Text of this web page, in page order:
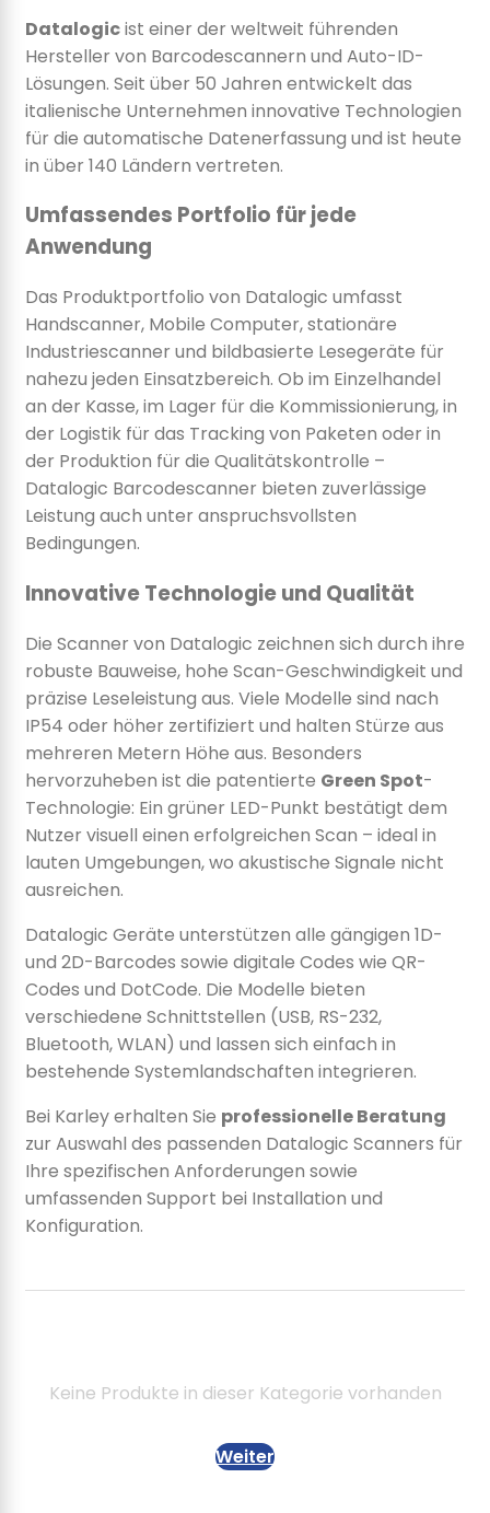
Datalogicist einer der weltweit führenden
Hersteller von Barcodescannern und Auto-ID-
Lösungen. Seit über 50 Jahren entwickelt das
italienische Unternehmen innovative Technologien
für die automatische Datenerfassung und ist heute
in über 140 Ländern vertreten.
Umfassendes Portfolio für jede
Anwendung
Das Produktportfolio von Datalogic umfasst
Handscanner, Mobile Computer, stationäre
Industriescanner und bildbasierte Lesegeräte für
nahezu jeden Einsatzbereich. Ob im Einzelhandel
an der Kasse, im Lager für die Kommissionierung, in
der Logistik für das Tracking von Paketen oder in
der Produktion für die Qualitätskontrolle –
Datalogic Barcodescanner bieten zuverlässige
Leistung auch unter anspruchsvollsten
Bedingungen.
Innovative Technologie und Qualität
Die Scanner von Datalogic zeichnen sich durch ihre
robuste Bauweise, hohe Scan-Geschwindigkeit und
präzise Leseleistung aus. Viele Modelle sind nach
IP54 oder höher zertifiziert und halten Stürze aus
mehreren Metern Höhe aus. Besonders
hervorzuheben ist die patentierte Green Spot-
Technologie: Ein grüner LED-Punkt bestätigt dem
Nutzer visuell einen erfolgreichen Scan – ideal in
lauten Umgebungen, wo akustische Signale nicht
ausreichen.
Datalogic Geräte unterstützen alle gängigen 1D-
und 2D-Barcodes sowie digitale Codes wie QR-
Codes und DotCode. Die Modelle bieten
verschiedene Schnittstellen (USB, RS-232,
Bluetooth, WLAN) und lassen sich einfach in
bestehende Systemlandschaften integrieren.
Bei Karley erhalten Sie professionelle Beratung
zur Auswahl des passenden Datalogic Scanners für
Ihre spezifischen Anforderungen sowie
umfassenden Support bei Installation und
Konfiguration.
Keine Produkte in dieser Kategorie vorhanden
Weiter